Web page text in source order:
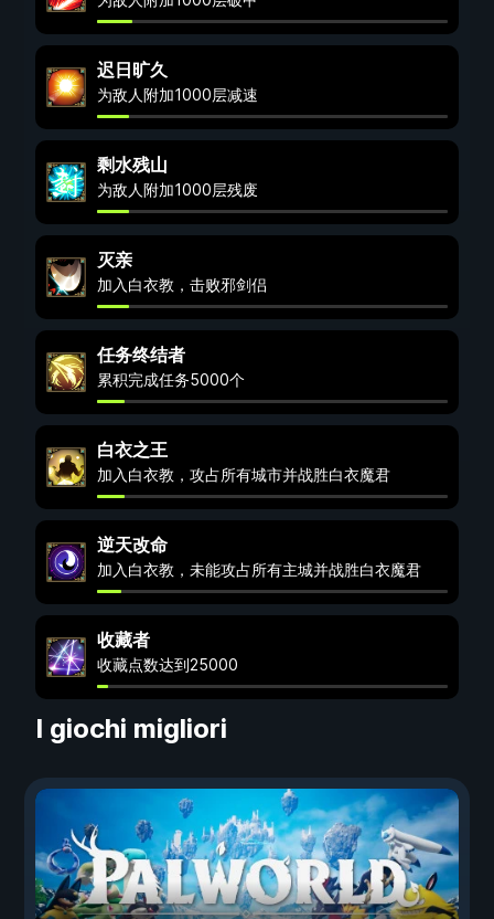
迟日旷久
为敌人附加1000层减速
剩水残山
为敌人附加1000层残废
灭亲
加入白衣教，击败邪剑侣
任务终结者
累积完成任务5000个
白衣之王
加入白衣教，攻占所有城市并战胜白衣魔君
逆天改命
加入白衣教，未能攻占所有主城并战胜白衣魔君
收藏者
收藏点数达到25000
I giochi migliori